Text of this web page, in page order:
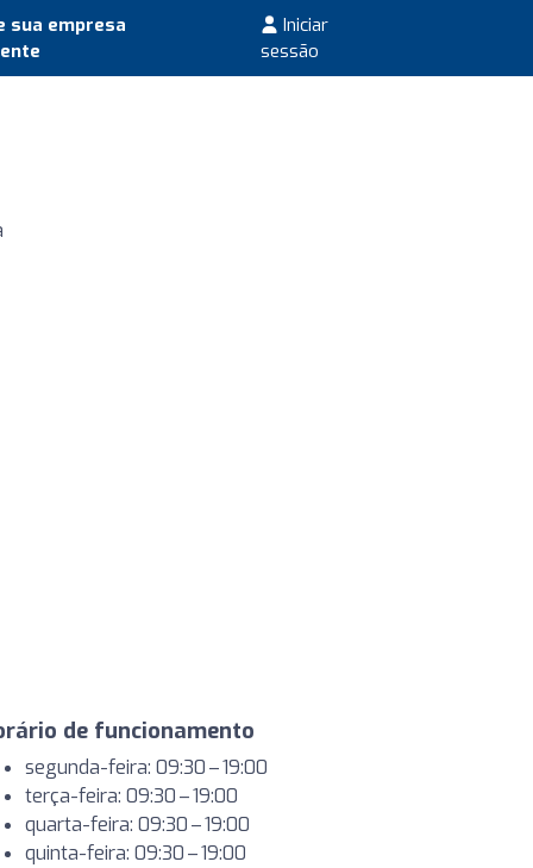
sua empresa
Iniciar
sessão
de funcionamento
segunda-feira: 09:30 – 19:00
terça-feira: 09:30 – 19:00
quarta-feira: 09:30 – 19:00
quinta-feira: 09:30 – 19:00